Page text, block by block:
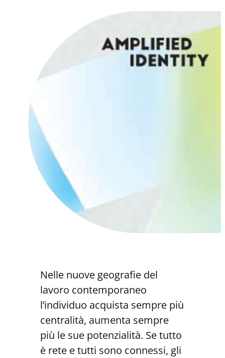
Nelle nuove geografie del
lavoro contemporaneo
l’individuo acquista sempre più
centralità, aumenta sempre
più le sue potenzialità. Se tutto
è rete e tutti sono connessi, gli